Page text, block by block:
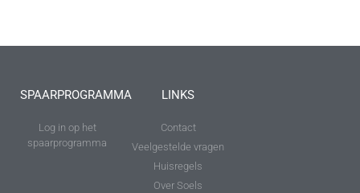
SPAARPROGRAMMA
Log in op het
spaarprogramma
LINKS
Contact
Veelgestelde vragen
Huisregels
Over Soels